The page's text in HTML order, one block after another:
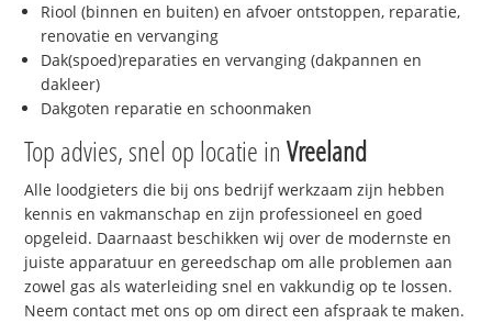
Riool (binnen en buiten) en afvoer ontstoppen, reparatie,
renovatie en vervanging
Dak(spoed)reparaties en vervanging (dakpannen en
dakleer)
Dakgoten reparatie en schoonmaken
Top advies, snel op locatie inVreeland
Alle loodgieters die bij ons bedrijf werkzaam zijn hebben
kennis en vakmanschap en zijn professioneel en goed
opgeleid. Daarnaast beschikken wij over de modernste en
juiste apparatuur en gereedschap om alle problemen aan
zowel gas als waterleiding snel en vakkundig op te lossen.
Neem contact met ons op om direct een afspraak te maken.